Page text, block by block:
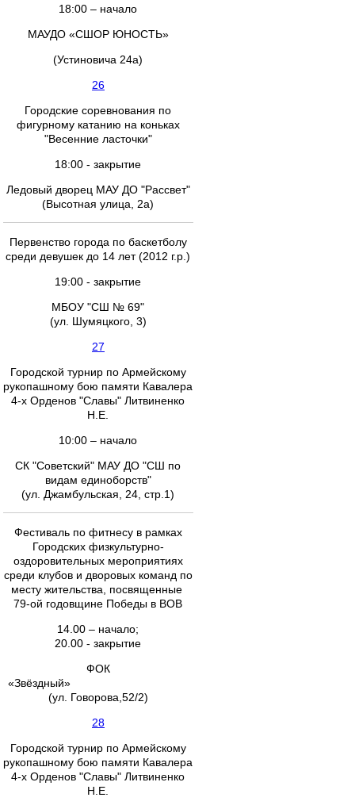
18:00 – начало
МАУДО «СШОР ЮНОСТЬ»
(Устиновича 24а)
26
Городские соревнования по
фигурному катанию на коньках
"Весенние ласточки"
18:00 - закрытие
Ледовый дворец МАУ ДО "Рассвет"
(Высотная улица, 2а)
Первенство города по баскетболу
среди девушек до 14 лет (2012 г.р.)
19:00 - закрытие
МБОУ "СШ № 69"
(ул. Шумяцкого, 3)
27
Городской турнир по Армейскому
рукопашному бою памяти Кавалера
4-х Орденов "Славы" Литвиненко
Н.Е.
10:00 – начало
СК "Советский" МАУ ДО "СШ по
видам единоборств"
(ул. Джамбульская, 24, стр.1)
Фестиваль по фитнесу в рамках
Городских физкультурно-
оздоровительных мероприятиях
среди клубов и дворовых команд по
месту жительства, посвященные
79-ой годовщине Победы в ВОВ
14.00 – начало;
20.00 - закрытие
ФОК
«Звёздный»
(ул. Говорова,52/2)
28
Городской турнир по Армейскому
рукопашному бою памяти Кавалера
4-х Орденов "Славы" Литвиненко
Н.Е.